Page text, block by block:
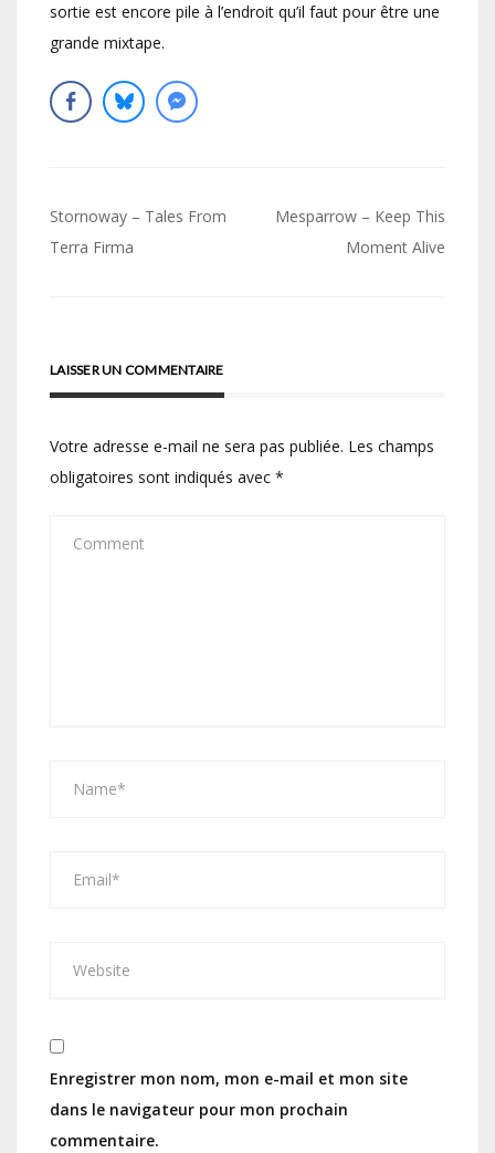
sortie est encore pile à l’endroit qu’il faut pour être une
grande mixtape.
Navigation
de
Stornoway – Tales From
Terra Firma
Mesparrow – Keep This
Moment Alive
LAISSER UN COMMENTAIRE
Votre adresse e-mail ne sera pas publiée. Les champs
obligatoires sont indiqués avec *
Enregistrer mon nom, mon e-mail et mon site
dans le navigateur pour mon prochain
commentaire.